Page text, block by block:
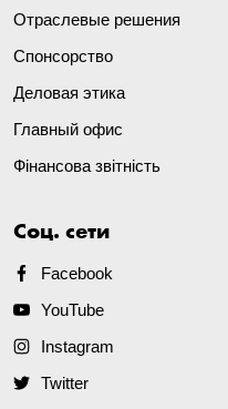
Отраслевые решения
Спонсорство
Деловая этика
Главный офис
Фінансова звітність
Соц. сети
Facebook
YouTube
Instagram
Twitter